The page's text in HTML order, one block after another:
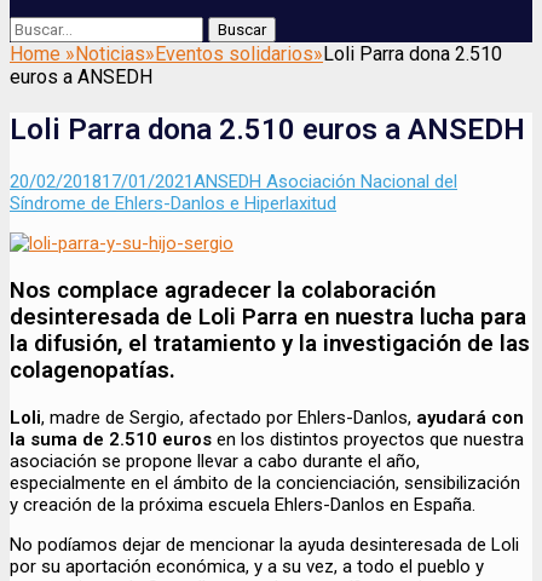
Buscar
Buscar:
Home » Noticias» Eventos solidarios» Loli Parra dona 2.510
euros a ANSEDH
Loli Parra dona 2.510 euros a ANSEDH
Enviado
el
20/02/201817/01/2021Autor
ANSEDH Asociación Nacional del
Síndrome de Ehlers-Danlos e Hiperlaxitud
Nos complace agradecer la colaboración
desinteresada de Loli Parra en nuestra lucha para
la difusión, el tratamiento y la investigación de las
colagenopatías.
Loli, madre de Sergio, afectado por Ehlers-Danlos, ayudará con
la suma de 2.510 euros en los distintos proyectos que nuestra
asociación se propone llevar a cabo durante el año,
especialmente en el ámbito de la concienciación, sensibilización
y creación de la próxima escuela Ehlers-Danlos en España.
No podíamos dejar de mencionar la ayuda desinteresada de Loli
por su aportación económica, y a su vez, a todo el pueblo y